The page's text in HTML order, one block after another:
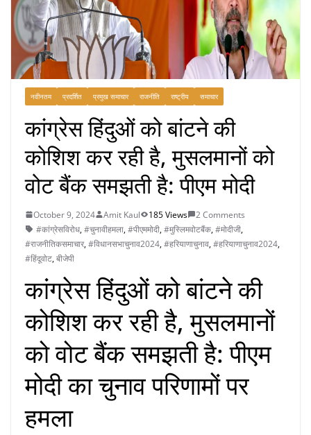
नवीनतम प्रदर्शित प्रमुख समाचार राजनीति राष्ट्रीय समाचार
कांग्रेस हिंदुओं को बांटने की
कोशिश कर रही है, मुसलमानों को
वोट बैंक समझती है: पीएम मोदी
October 9, 2024 Amit Kaul 185 Views
2 Comments
#कांग्रेसविरोध,#चुनावीहमला,#पीएममोदी,#मुस्लिमवोटबैंक,#मोदीजी,
#राजनीतिकसमाचार,#विधानसभाचुनाव2024,#हरियाणाचुनाव,#हरियाणाचुनाव2024,
#हिंदूवोट,बीजेपी
कांग्रेस हिंदुओं को बांटने की
कोशिश कर रही है, मुसलमानों
को वोट बैंक समझती है: पीएम
मोदी का चुनाव परिणामों पर
हमला